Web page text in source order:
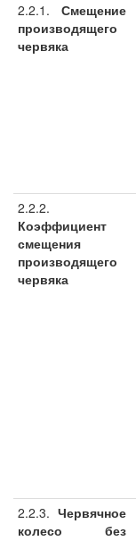
2.2.1. Смещение
производящего
червяка
2.2.2.
Коэффициент
смещения
производящего
червяка
2.2.3. Червячное
колесо без